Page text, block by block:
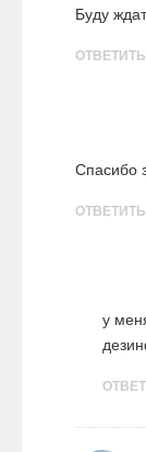
Буду
ОТВЕТИТЬ
Спасибо
ОТВЕТИТЬ
у